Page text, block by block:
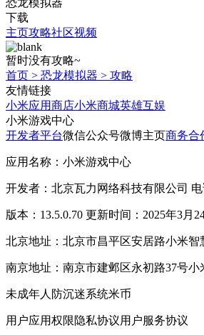
下载
主页攻略社区视频
暂时没有攻略~
首页 > 恐龙模拟器 > 攻略
友情链接
小米应用商店小米商城英雄互娱
小米游戏中心
开发者平台微信公众号微博主页商务合
应用名称：小米游戏中心
开发者：北京瓦力网络科技有限公司 电
版本：13.5.0.70 更新时间：2025年3月
北京地址：北京市昌平区安居路小米智
南京地址：南京市建邺区永初路37号小
未成年人防沉迷系统米币
用户应用权限隐私协议用户服务协议